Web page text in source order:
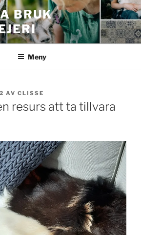
BRUK
Meny
AV CLISSE
resurs att ta tillvara